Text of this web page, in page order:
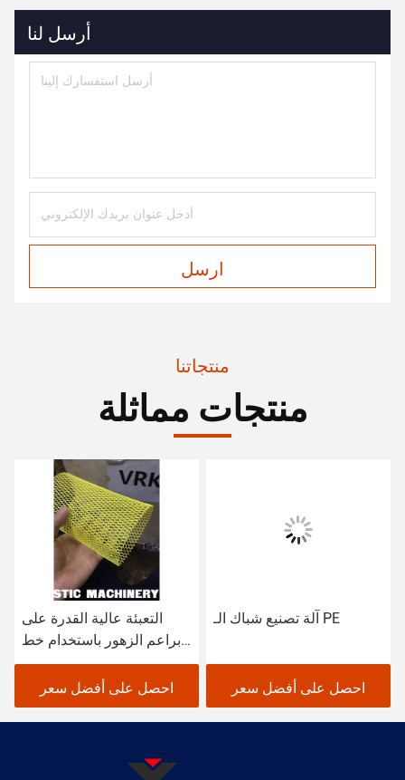
أرسل لنا
ارسل
منتجاتنا
منتجات مماثلة
التعبئة عالية القدرة على
براعم الزهور باستخدام خط
إنتاج الشبكة الناعمة / آلة
صنع / محرك طحن
احصل على أفضل سعر
آلة تصنيع شباك الـ PE
احصل على أفضل سعر